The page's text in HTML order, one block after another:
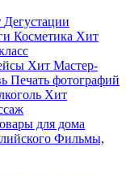
Дегустации
Косметика Хит
Хит Мастер-
Печать фотографий
Хит
для дома
Фильмы,